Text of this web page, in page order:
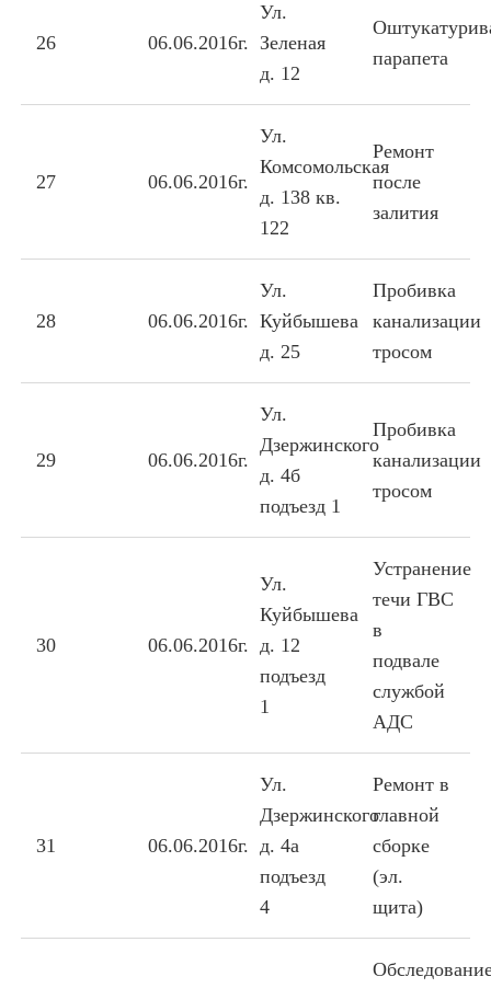
26 06.06.2016г.
Ул.
Зеленая
д. 12
парапета
27 06.06.2016г.
Ул.
Комсомольская
д. 138 кв.
122
Ремонт
после
залития
28 06.06.2016г.
Ул.
Куйбышева
д. 25
Пробивка
канализации
тросом
29 06.06.2016г.
Ул.
Дзержинского
д. 4б
подъезд 1
Пробивка
канализации
тросом
30 06.06.2016г.
Ул.
Куйбышева
д. 12
подъезд
1
Устранение
течи ГВС
в
подвале
службой
АДС
31 06.06.2016г.
Ул.
Дзержинского
д. 4а
подъезд
4
Ремонт в
главной
сборке
(эл.
щита)